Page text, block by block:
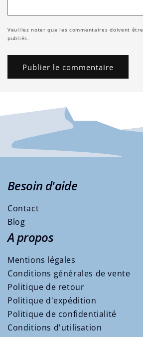
Veuillez noter que les commentaires doivent
publiés.
Besoin d'aide
Contact
Blog
A propos
Mentions légales
Conditions générales de vente
Politique de retour
Politique d'expédition
Politique de confidentialité
Conditions d'utilisation